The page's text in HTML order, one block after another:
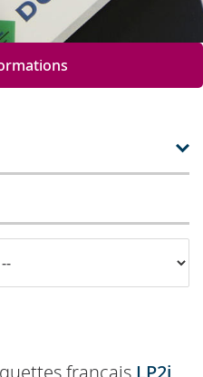
français LP2i